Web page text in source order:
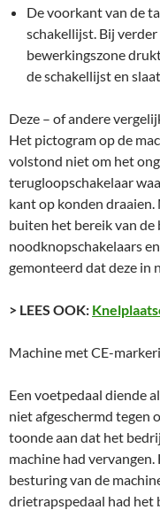
De voorkant van de
schakellijst. Bij
bewerkingszone
de schakellijst en
Deze – of andere
Het pictogram op de
volstond niet om het
terugloopschakelaar
kant op konden draaien.
buiten het bereik van
noodknopschakelaars
gemonteerd dat deze in
> LEES OOK:
Machine met CE-
Een voetpedaal diende
niet afgeschermd tegen
toonde aan dat het
machine had
besturing van de
drietrapspedaal had het